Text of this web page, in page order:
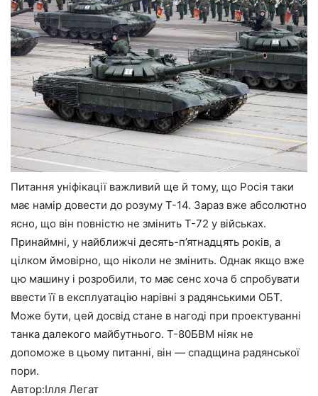
Питання уніфікації важливий ще й тому, що Росія таки
має намір довести до розуму Т-14. Зараз вже абсолютно
ясно, що він повністю не змінить Т-72 у військах.
Принаймні, у найближчі десять-п’ятнадцять років, а
цілком ймовірно, що ніколи не змінить. Однак якщо вже
цю машину і розробили, то має сенс хоча б спробувати
ввести її в експлуатацію нарівні з радянськими ОБТ.
Може бути, цей досвід стане в нагоді при проектуванні
танка далекого майбутнього. Т-80БВМ ніяк не
допоможе в цьому питанні, він — спадщина радянської
пори.
Автор:Ілля Легат